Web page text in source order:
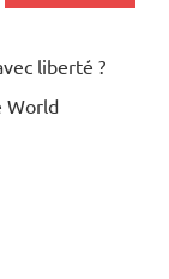
liberté ?
World